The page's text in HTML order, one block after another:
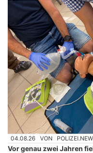
04.08.26 VON
Vor genau zwei Jahren